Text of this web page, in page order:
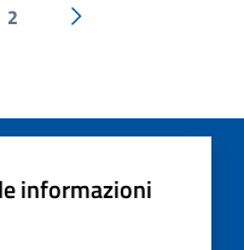
2 Pagina successiva
informazioni